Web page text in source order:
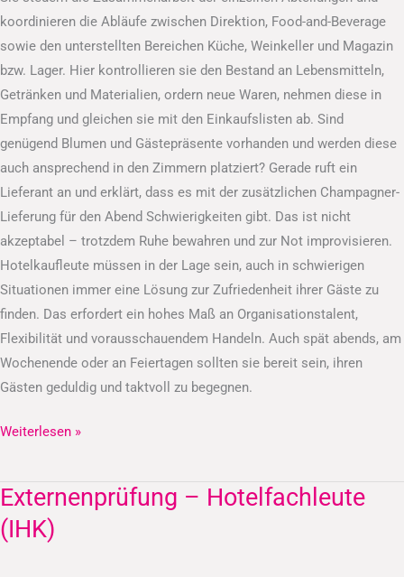
koordinieren die Abläufe zwischen Direktion, Food-and-Beverage
sowie den unterstellten Bereichen Küche, Weinkeller und Magazin
bzw. Lager. Hier kontrollieren sie den Bestand an Lebensmitteln,
Getränken und Materialien, ordern neue Waren, nehmen diese in
Empfang und gleichen sie mit den Einkaufslisten ab. Sind
genügend Blumen und Gästepräsente vorhanden und werden diese
auch ansprechend in den Zimmern platziert? Gerade ruft ein
Lieferant an und erklärt, dass es mit der zusätzlichen Champagner-
Lieferung für den Abend Schwierigkeiten gibt. Das ist nicht
akzeptabel – trotzdem Ruhe bewahren und zur Not improvisieren.
Hotelkaufleute müssen in der Lage sein, auch in schwierigen
Situationen immer eine Lösung zur Zufriedenheit ihrer Gäste zu
finden. Das erfordert ein hohes Maß an Organisationstalent,
Flexibilität und vorausschauendem Handeln. Auch spät abends, am
Wochenende oder an Feiertagen sollten sie bereit sein, ihren
Gästen geduldig und taktvoll zu begegnen.
Weiterlesen »
Externenprüfung – Hotelfachleute
(IHK)
Externenprüfung
–
Hotelfachleute